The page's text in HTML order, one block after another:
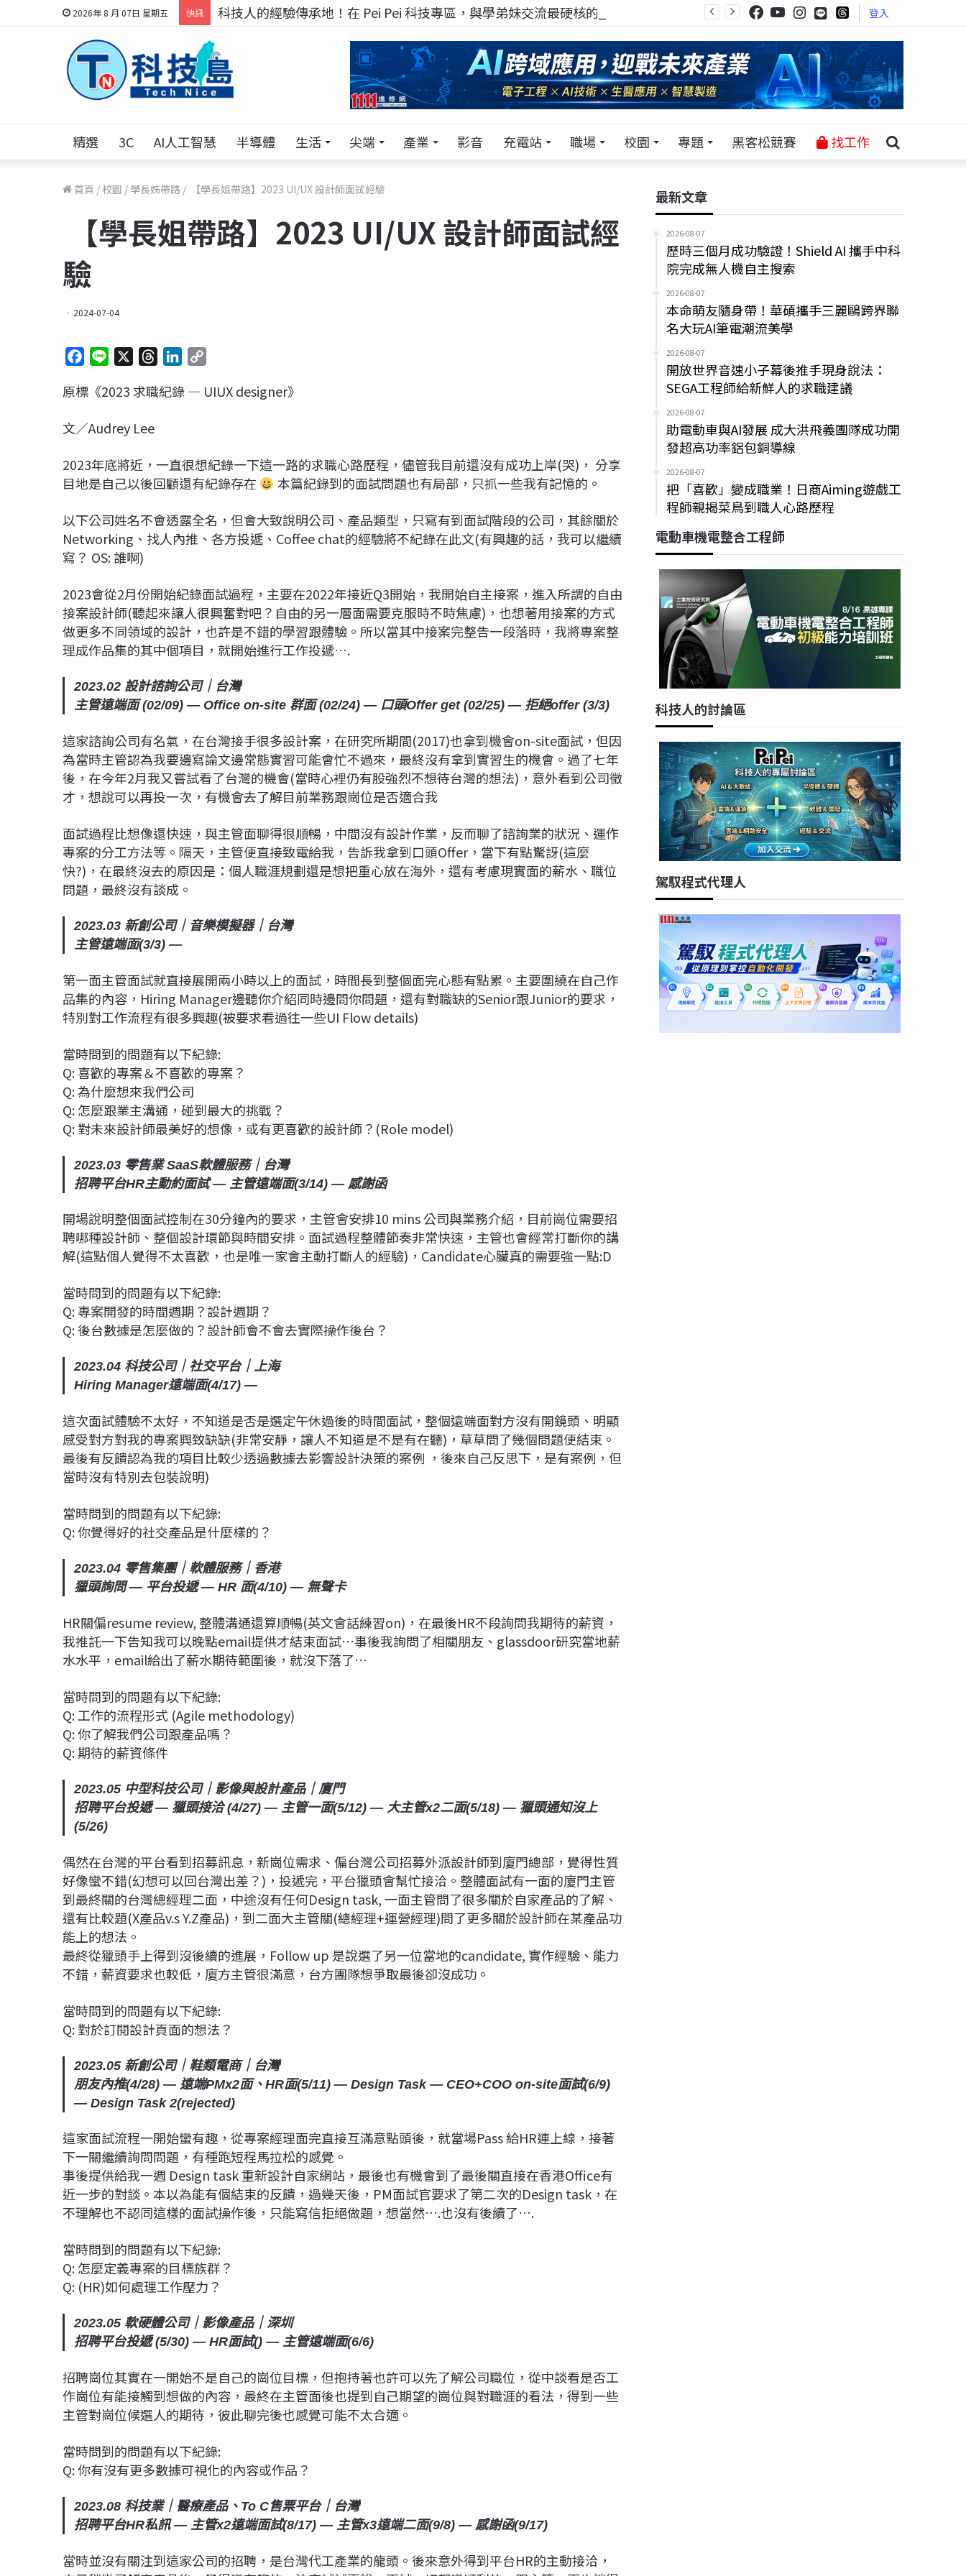
2026年 8 月 07日 星期五 快訊 科技人的經驗傳承地！在 Pei Pei 科技專區，與學弟妹交流最硬核的技術 登入
精選 3C AI人工智慧 半導體 生活 尖端 產業 影音 充電站 職場 校園 專題 黑客松競賽 找工作
首頁 / 校園 / 學長姊帶路 / 【學長姐帶路】2023 UI/UX 設計師面試經驗
【學長姐帶路】2023 UI/UX 設計師面試經
驗
2024-07-04
c
b
o
k
n
r
s
n
I
n
p
n
k
原標《2023 求職紀錄 — UIUX designer》
文／Audrey Lee
2023年底將近，一直很想紀錄一下這一路的求職心路歷程，儘管我目前還沒有成功上岸(哭)， 分享
目地是自己以後回顧還有紀錄存在
本篇紀錄到的面試問題也有局部，只抓一些我有記憶的。
以下公司姓名不會透露全名，但會大致說明公司、產品類型，只寫有到面試階段的公司，其餘關於
Networking、找人內推、各方投遞、Coffee chat的經驗將不紀錄在此文(有興趣的話，我可以繼續
寫？ OS: 誰啊)
2023會從2月份開始紀錄面試過程，主要在2022年接近Q3開始，我開始自主接案，進入所謂的自由
接案設計師(聽起來讓人很興奮對吧？自由的另一層面需要克服時不時焦慮)，也想著用接案的方式
做更多不同領域的設計，也許是不錯的學習跟體驗。所以當其中接案完整告一段落時，我將專案整
理成作品集的其中個項目，就開始進行工作投遞….
2023.02 設計諮詢公司｜台灣
主管遠端面 (02/09) — Office on-site 群面 (02/24) — 口頭Offer get (02/25) — 拒絕offer (3/3)
這家諮詢公司有名氣，在台灣接手很多設計案，在研究所期間(2017)也拿到機會on-site面試，但因
為當時主管認為我要邊寫論文邊常態實習可能會忙不過來，最終沒有拿到實習生的機會。過了七年
後，在今年2月我又嘗試看了台灣的機會(當時心裡仍有股強烈不想待台灣的想法)，意外看到公司徵
才，想說可以再投一次，有機會去了解目前業務跟崗位是否適合我
面試過程比想像還快速，與主管面聊得很順暢，中間沒有設計作業，反而聊了諮詢業的狀況、運作
專案的分工方法等。隔天，主管便直接致電給我，告訴我拿到口頭Offer，當下有點驚訝(這麼
快?)，在最終沒去的原因是：個人職涯規劃還是想把重心放在海外，還有考慮現實面的薪水、職位
問題，最終沒有談成。
2023.03 新創公司｜音樂模擬器｜台灣
主管遠端面(3/3) —
第一面主管面試就直接展開兩小時以上的面試，時間長到整個面完心態有點累。主要圍繞在自己作
品集的內容，Hiring Manager邊聽你介紹同時邊問你問題，還有對職缺的Senior跟Junior的要求，
特別對工作流程有很多興趣(被要求看過往一些UI Flow details)
當時問到的問題有以下紀錄:
Q: 喜歡的專案＆不喜歡的專案？
Q: 為什麼想來我們公司
Q: 怎麼跟業主溝通，碰到最大的挑戰？
Q: 對未來設計師最美好的想像，或有更喜歡的設計師？(Role model)
2023.03 零售業 SaaS軟體服務｜台灣
招聘平台HR主動約面試 — 主管遠端面(3/14) — 感謝函
開場說明整個面試控制在30分鐘內的要求，主管會安排10 mins 公司與業務介紹，目前崗位需要招
聘哪種設計師、整個設計環節與時間安排。面試過程整體節奏非常快速，主管也會經常打斷你的講
解(這點個人覺得不太喜歡，也是唯一家會主動打斷人的經驗)，Candidate心臟真的需要強一點:D
當時問到的問題有以下紀錄:
Q: 專案開發的時間週期？設計週期？
Q: 後台數據是怎麼做的？設計師會不會去實際操作後台？
2023.04 科技公司｜社交平台｜上海
Hiring Manager遠端面(4/17) —
這次面試體驗不太好，不知道是否是選定午休過後的時間面試，整個遠端面對方沒有開鏡頭、明顯
感受對方對我的專案興致缺缺(非常安靜，讓人不知道是不是有在聽)，草草問了幾個問題便結束。
最後有反饋認為我的項目比較少透過數據去影響設計決策的案例 ，後來自己反思下，是有案例，但
當時沒有特別去包裝說明)
當時問到的問題有以下紀錄:
Q: 你覺得好的社交產品是什麼樣的？
2023.04 零售集團｜軟體服務｜香港
獵頭詢問 — 平台投遞 — HR 面(4/10) — 無聲卡
HR關偏resume review, 整體溝通還算順暢(英文會話練習on)，在最後HR不段詢問我期待的薪資，
我推託一下告知我可以晚點email提供才結束面試…事後我詢問了相關朋友、glassdoor研究當地薪
水水平，email給出了薪水期待範圍後，就沒下落了…
當時問到的問題有以下紀錄:
Q: 工作的流程形式 (Agile methodology)
Q: 你了解我們公司跟產品嗎？
Q: 期待的薪資條件
2023.05 中型科技公司｜影像與設計產品｜廈門
招聘平台投遞 — 獵頭接洽 (4/27) — 主管一面(5/12) — 大主管x2二面(5/18) — 獵頭通知沒上
(5/26)
偶然在台灣的平台看到招募訊息，新崗位需求、偏台灣公司招募外派設計師到廈門總部，覺得性質
好像蠻不錯(幻想可以回台灣出差？)，投遞完，平台獵頭會幫忙接洽。整體面試有一面的廈門主管
到最終關的台灣總經理二面，中途沒有任何Design task, 一面主管問了很多關於自家產品的了解、
還有比較題(X產品v.s Y.Z產品)，到二面大主管關(總經理+運營經理)問了更多關於設計師在某產品功
能上的想法。
最終從獵頭手上得到沒後續的進展，Follow up 是說選了另一位當地的candidate, 實作經驗、能力
不錯，薪資要求也較低，廈方主管很滿意，台方團隊想爭取最後卻沒成功。
當時問到的問題有以下紀錄:
Q: 對於訂閱設計頁面的想法？
2023.05 新創公司｜鞋類電商｜台灣
朋友內推(4/28) — 遠端PMx2面、HR面(5/11) — Design Task — CEO+COO on-site面試(6/9)
— Design Task 2(rejected)
這家面試流程一開始蠻有趣，從專案經理面完直接互滿意點頭後，就當場Pass 給HR連上線，接著
下一關繼續詢問問題，有種跑短程馬拉松的感覺。
事後提供給我一週 Design task 重新設計自家網站，最後也有機會到了最後關直接在香港Office有
近一步的對談。本以為能有個結束的反饋，過幾天後，PM面試官要求了第二次的Design task，在
不理解也不認同這樣的面試操作後，只能寫信拒絕做題，想當然….也沒有後續了….
當時問到的問題有以下紀錄:
Q: 怎麼定義專案的目標族群？
Q: (HR)如何處理工作壓力？
2023.05 軟硬體公司｜影像產品｜深圳
招聘平台投遞 (5/30) — HR面試() — 主管遠端面(6/6)
招聘崗位其實在一開始不是自己的崗位目標，但抱持著也許可以先了解公司職位，從中談看是否工
作崗位有能接觸到想做的內容，最終在主管面後也提到自己期望的崗位與對職涯的看法，得到一些
主管對崗位候選人的期待，彼此聊完後也感覺可能不太合適。
當時問到的問題有以下紀錄:
Q: 你有沒有更多數據可視化的內容或作品？
2023.08 科技業｜醫療產品、To C售票平台｜台灣
招聘平台HR私訊 — 主管x2遠端面試(8/17) — 主管x3遠端二面(9/8) — 感謝函(9/17)
當時並沒有關注到這家公司的招聘，是台灣代工產業的龍頭。後來意外得到平台HR的主動接洽，
最新文章
2026-08-07
歷時三個月成功驗證！Shield AI 攜手中科
院完成無人機自主搜索
2026-08-07
本命萌友隨身帶！華碩攜手三麗鷗跨界聯
名大玩AI筆電潮流美學
2026-08-07
開放世界音速小子幕後推手現身說法：
SEGA工程師給新鮮人的求職建議
2026-08-07
助電動車與AI發展 成大洪飛義團隊成功開
發超高功率鋁包銅導線
2026-08-07
把「喜歡」變成職業！日商Aiming遊戲工
程師親揭菜鳥到職人心路歷程
電動車機電整合工程師
科技人的討論區
駕馭程式代理人